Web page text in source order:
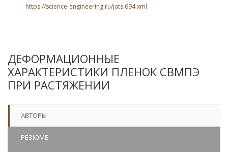
https://science-engineering.ru/jats.694.xml
ДЕФОРМАЦИОННЫЕ
ХАРАКТЕРИСТИКИ ПЛЕНОК СВМПЭ
ПРИ РАСТЯЖЕНИИ
АВТОРЫ
РЕЗЮМЕ